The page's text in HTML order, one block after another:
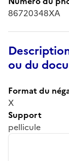
86720348XA
ou du
Format du
X
Support
pellicule